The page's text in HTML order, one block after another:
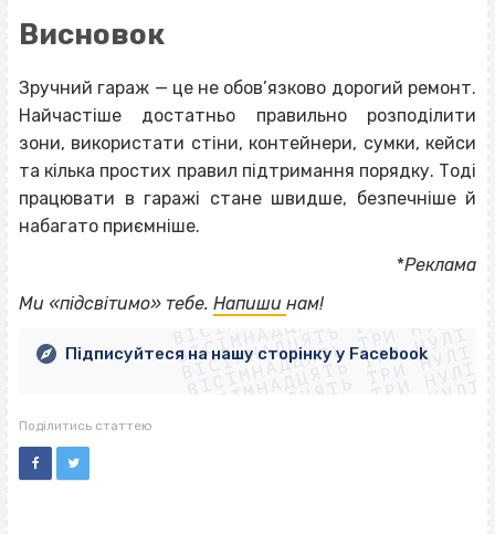
Висновок
Зручний гараж — це не обов’язково дорогий ремонт.
Найчастіше достатньо правильно розподілити
зони, використати стіни, контейнери, сумки, кейси
та кілька простих правил підтримання порядку. Тоді
працювати в гаражі стане швидше, безпечніше й
набагато приємніше.
*Реклама
Ми «підсвітимо» тебе. Напиши нам!
ВІСІМНАДЦЯТЬ ТРИ НУЛІ
ВІСІМНАДЦЯТЬ ТРИ НУЛІ
ВІСІМНАДЦЯТЬ ТРИ НУЛІ
ВІСІМНАДЦЯТЬ ТРИ НУЛІ
ВІСІМНАДЦЯТЬ ТРИ НУЛІ
ВІСІМНАДЦЯТЬ ТРИ НУЛІ
ВІСІМНАДЦЯТЬ ТРИ НУЛІ
ВІСІМНАДЦЯТЬ ТРИ НУЛІ
Підписуйтеся на нашу сторінку у Facebook
Поділитись статтею